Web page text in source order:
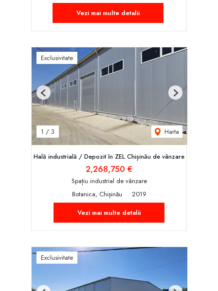
Vezi mai multe detalii
Exclusivitate
1 / 3 Harta
Previous Next
Hală industrială / Depozit în ZEL Chișinău de vânzare
2,268,750 €
Spațiu industrial de vânzare
Botanica, Chișinău
2019
Vezi mai multe detalii
Exclusivitate